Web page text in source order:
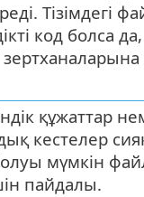
Тізімдегі
код болса
құжаттар
кестелер
мүмкін
пайдалы.